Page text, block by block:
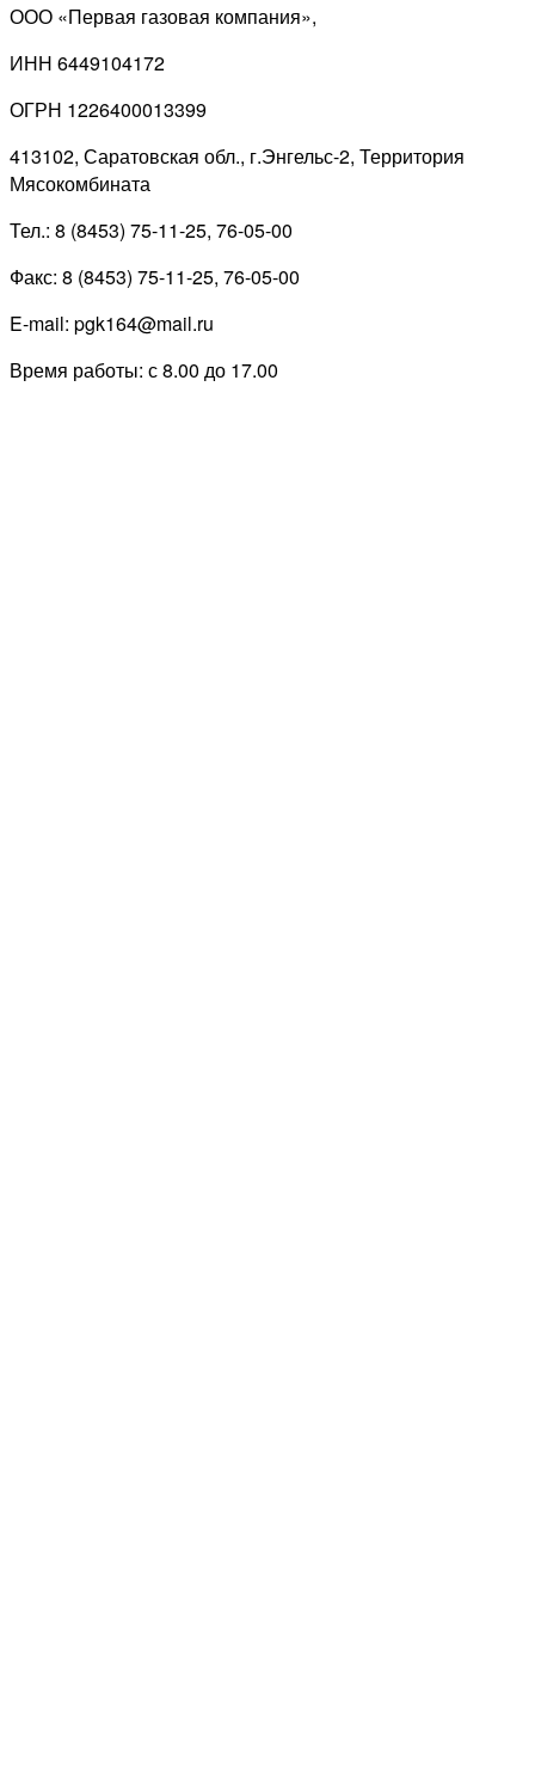
ООО «Первая газовая компания»,
ИНН 6449104172
ОГРН 1226400013399
413102, Саратовская обл., г.Энгельс-2, Территория
Мясокомбината
Тел.: 8 (8453) 75-11-25, 76-05-00
Факс: 8 (8453) 75-11-25, 76-05-00
E-mail: pgk164@mail.ru
Время работы: с 8.00 до 17.00